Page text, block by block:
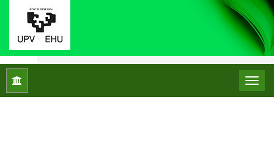
Inicio Núm. 24-25 (2008): Homenaje a Ignacio